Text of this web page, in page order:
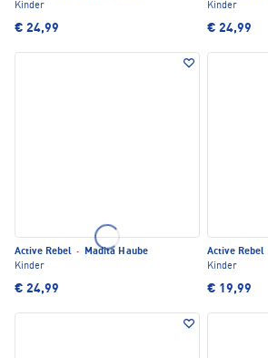
Kinder
€ 24,99
Kinder
€ 24,99
Active Rebel ·
Madita Haube
Kinder
€ 24,99
Active Rebel
Kinder
€ 19,99